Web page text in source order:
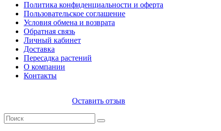
Политика конфиденциальности и оферта
Пользовательское соглашение
Условия обмена и возврата
Обратная связь
Личный кабинет
Доставка
Пересадка растений
О компании
Контакты
Оставить отзыв